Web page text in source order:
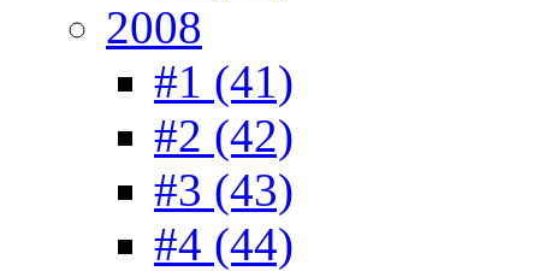
2008
#1 (41)
#2 (42)
#3 (43)
#4 (44)